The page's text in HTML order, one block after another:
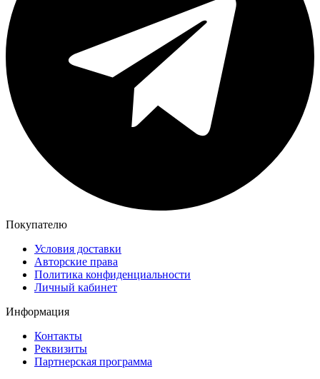
Покупателю
Условия доставки
Авторские права
Политика конфиденциальности
Личный кабинет
Информация
Контакты
Реквизиты
Партнерская программа